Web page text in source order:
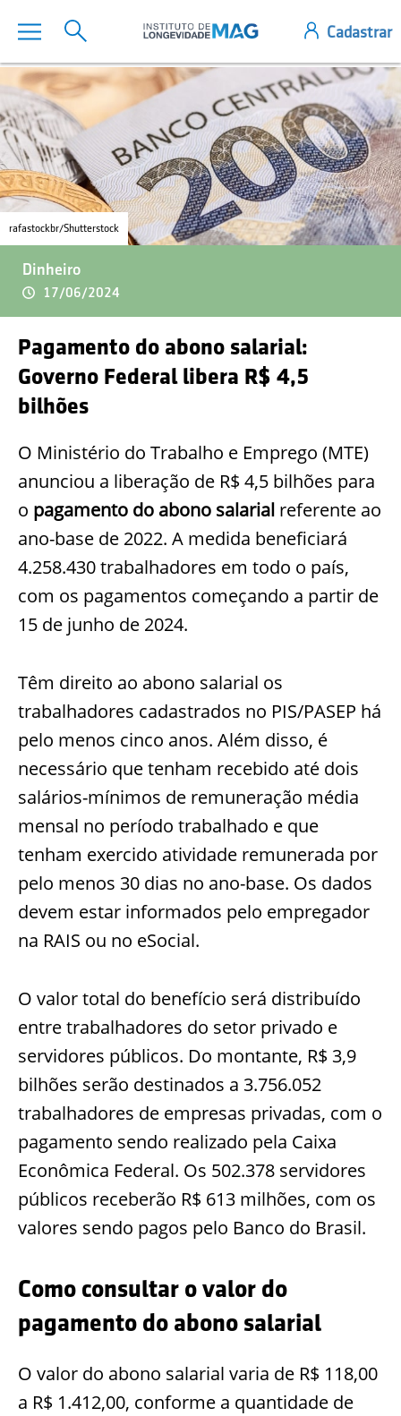
rafastockbr/Shutterstock
Dinheiro
17/06/2024
Pagamento do abono salarial:
Governo Federal libera R$ 4,5
bilhões
O Ministério do Trabalho e Emprego (MTE)
anunciou a liberação de R$ 4,5 bilhões para
o pagamento do abono salarial referente ao
ano-base de 2022. A medida beneficiará
4.258.430 trabalhadores em todo o país,
com os pagamentos começando a partir de
15 de junho de 2024.
Têm direito ao abono salarial os
trabalhadores cadastrados no PIS/PASEP há
pelo menos cinco anos. Além disso, é
necessário que tenham recebido até dois
salários-mínimos de remuneração média
mensal no período trabalhado e que
tenham exercido atividade remunerada por
pelo menos 30 dias no ano-base. Os dados
devem estar informados pelo empregador
na RAIS ou no eSocial.
O valor total do benefício será distribuído
entre trabalhadores do setor privado e
servidores públicos. Do montante, R$ 3,9
bilhões serão destinados a 3.756.052
trabalhadores de empresas privadas, com o
pagamento sendo realizado pela Caixa
Econômica Federal. Os 502.378 servidores
públicos receberão R$ 613 milhões, com os
valores sendo pagos pelo Banco do Brasil.
Como consultar o valor do
pagamento do abono salarial
O valor do abono salarial varia de R$ 118,00
a R$ 1.412,00, conforme a quantidade de